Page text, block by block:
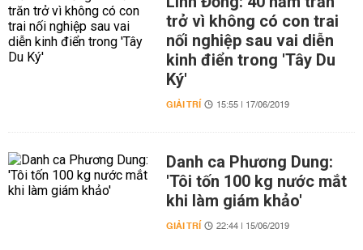
trở vì không có con trai
nối nghiệp sau vai diễn
kinh điển trong 'Tây Du
Ký'
GIẢI TRÍ 15:55 | 17/06/2019
Danh ca Phương Dung:
'Tôi tốn 100 kg nước mắt
khi làm giám khảo'
GIẢI TRÍ 22:44 | 15/06/2019